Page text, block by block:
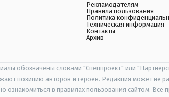
Рекламодателям
Правила пользования
Политика
Техническая информация
Контакты
Архив
обозначены словами "Спецпроект" или
позицию авторов и героев. Редакция может не
ознакомиться в правилах пользования сайтом.